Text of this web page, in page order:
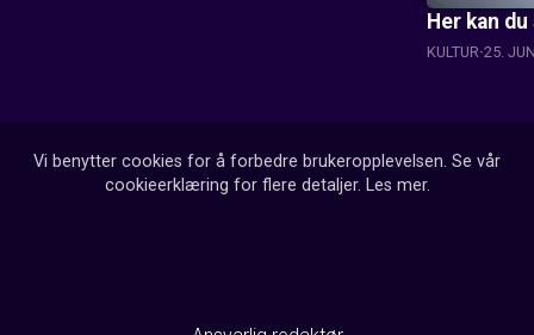
Her kan
KULTUR 25.
Vi benytter cookies for å forbedre brukeropplevelsen. Se vår
cookieerklæring for flere detaljer. Les mer.